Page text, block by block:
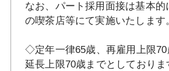
なお、パート採用面接は基本的
の喫茶店等にて実施いたします
◇定年一律65歳、再雇用上限70
延長上限70歳までとしておりま